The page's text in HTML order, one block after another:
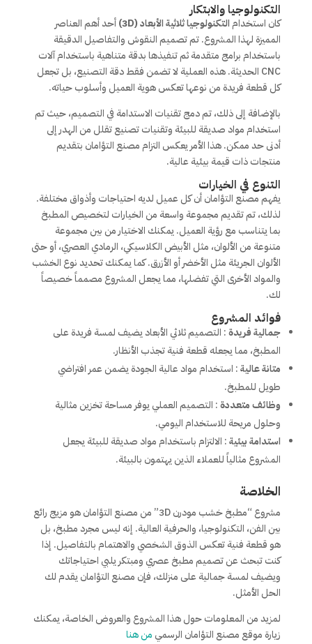
التكنولوجيا والابتكار
كان استخدام التكنولوجيا ثلاثية الأبعاد (3D)
أحد أهم العناصر
المميزة لهذا المشروع. تم تصميم النقوش والتفاصيل الدقيقة
باستخدام برامج متقدمة ثم تنفيذها بدقة متناهية باستخدام آلات
CNC الحديثة. هذه العملية لا تضمن فقط دقة التصنيع، بل تجعل
كل قطعة فريدة من نوعها تعكس هوية العميل وأسلوب حياته.
بالإضافة إلى ذلك، تم دمج تقنيات الاستدامة في التصميم، حيث تم
استخدام مواد صديقة للبيئة وتقنيات تصنيع تقلل من الهدر إلى
أدنى حد ممكن. هذا الأمر يعكس التزام مصنع التؤامان بتقديم
منتجات ذات قيمة بيئية عالية.
التنوع في الخيارات
يفهم مصنع التؤامان أن كل عميل لديه احتياجات وأذواق مختلفة.
لذلك، تم تقديم مجموعة واسعة من الخيارات لتخصيص المطبخ
بما يتناسب مع رؤية العميل. يمكنك الاختيار من بين مجموعة
متنوعة من الألوان، مثل الأبيض الكلاسيكي، الرمادي العصري، أو حتى
الألوان الجريئة مثل الأخضر أو الأزرق. كما يمكنك تحديد نوع الخشب
والمواد الأخرى التي تفضلها، مما يجعل المشروع مصمماً خصيصاً
لك.
فوائد المشروع
جمالية فريدة: التصميم ثلاثي الأبعاد يضيف لمسة فريدة على
المطبخ، مما يجعله قطعة فنية تجذب الأنظار.
متانة عالية: استخدام مواد عالية الجودة يضمن عمر افتراضي
طويل للمطبخ.
وظائف متعددة: التصميم العملي يوفر مساحة تخزين مثالية
وحلول مريحة للاستخدام اليومي.
استدامة بيئية: الالتزام باستخدام مواد صديقة للبيئة يجعل
المشروع مثالياً للعملاء الذين يهتمون بالبيئة.
الخلاصة
مشروع “مطبخ خشب مودرن 3D” من مصنع التؤامان هو مزيج رائع
بين الفن، التكنولوجيا، والحرفية العالية. إنه ليس مجرد مطبخ، بل
هو قطعة فنية تعكس الذوق الشخصي والاهتمام بالتفاصيل. إذا
كنت تبحث عن تصميم مطبخ عصري ومبتكر يلبي احتياجاتك
ويضيف لمسة جمالية على منزلك، فإن مصنع التؤامان يقدم لك
الحل الأمثل.
لمزيد من المعلومات حول هذا المشروع والعروض الخاصة، يمكنك
زيارة موقع مصنع التؤامان الرسمي من هنا